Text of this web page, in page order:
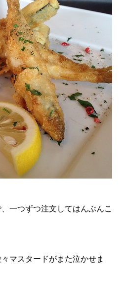
一つずつ注文してはんぶんこ
マスタードがまた泣かせま